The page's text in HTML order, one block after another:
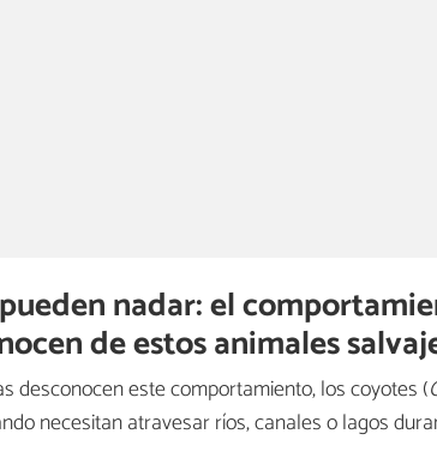
nadar: el
de estos animales
desconocen este comportamiento, los coyotes (
necesitan atravesar ríos, canales o lagos